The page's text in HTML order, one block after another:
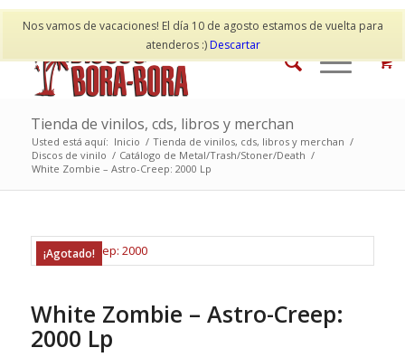
Nos vamos de vacaciones! El día 10 de agosto estamos de vuelta para
atenderos :)Descartar
Mi cuenta Contacto
Tienda de vinilos, cds, libros y merchan
Usted está aquí: Inicio / Tienda de vinilos, cds, libros y merchan /
Discos de vinilo / Catálogo de Metal/Trash/Stoner/Death /
White Zombie – Astro-Creep: 2000 Lp
¡Agotado!
White Zombie – Astro-Creep:
2000 Lp